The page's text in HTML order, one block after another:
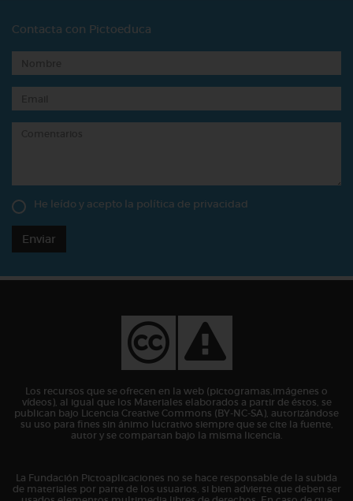
Contacta con Pictoeduca
He leído y acepto la política de privacidad
Enviar
Los recursos que se ofrecen en la web (pictogramas,imágenes o
vídeos), al igual que los Materiales elaborados a partir de éstos, se
publican bajo Licencia Creative Commons (BY-NC-SA), autorizándose
su uso para fines sin ánimo lucrativo siempre que se cite la fuente,
autor y se compartan bajo la misma licencia.
La Fundación Pictoaplicaciones no se hace responsable de la subida
de materiales por parte de los usuarios, si bien advierte que deben ser